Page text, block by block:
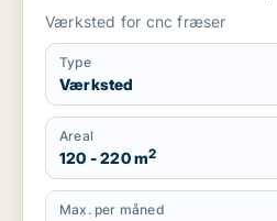
Værksted for cnc fræser
Type
Værksted
Areal
120 - 220 m2
Max. per måned